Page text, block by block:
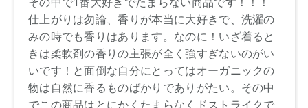
●パッケージはリニューアル等の理由により、写真と異なる場
合がございます。
●パッケージのリニューアル等の理由により、成分・処方が記
載と異なる場合がございます。
●予告なくパッケージ仕様が変更になる場合がございます。